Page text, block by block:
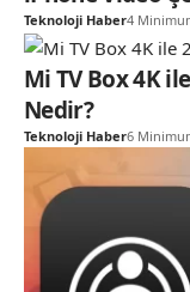
Teknoloji Haber4
Mi TV Box 4K
Nedir?
Teknoloji Haber6